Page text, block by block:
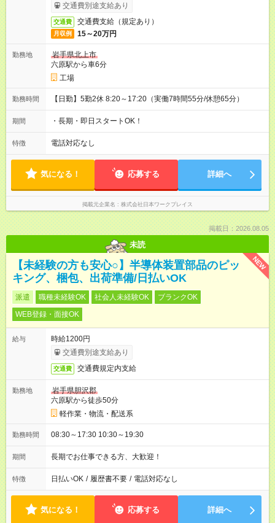
交通費別途支給あり
交通費 交通費支給（規定あり）
月収例 15～20万円
勤務地
岩手県北上市
六原駅から車6分
工場
勤務時間 【日勤】5勤2休 8:20～17:20（実働7時間55分/休憩65分）
期間 ・長期・即日スタートOK！
特徴 電話対応なし
気になる！ 応募する 詳細へ
掲載元企業名 株式会社日本ワークプレイス
掲載日：2026.08.05
未読
NEW
【未経験の方も安心○】半導体装置部品のピッ
キング、梱包、出荷準備/日払いOK
派遣 職種未経験OK 社会人未経験OK
ブランクOK
WEB登録・面接OK
給与
時給1200円
交通費別途支給あり
交通費 交通費規定内支給
勤務地
岩手県胆沢郡
六原駅から徒歩50分
軽作業・物流・配送系
勤務時間 08:30～17:30 10:30～19:30
期間 長期でお仕事できる方、大歓迎！
特徴 日払いOK / 履歴書不要 / 電話対応なし
気になる！ 応募する 詳細へ